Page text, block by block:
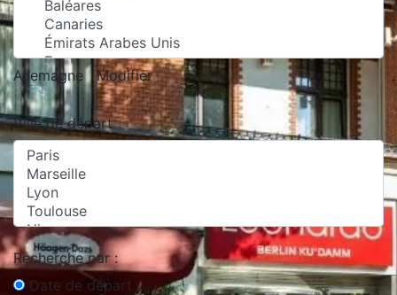
Allemagne Modifier
Ville de départ
Recherche par :
Date de départ